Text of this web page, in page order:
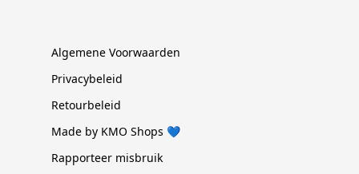
Algemene Voorwaarden
Privacybeleid
Retourbeleid
Made by KMO Shops 💙
Rapporteer misbruik